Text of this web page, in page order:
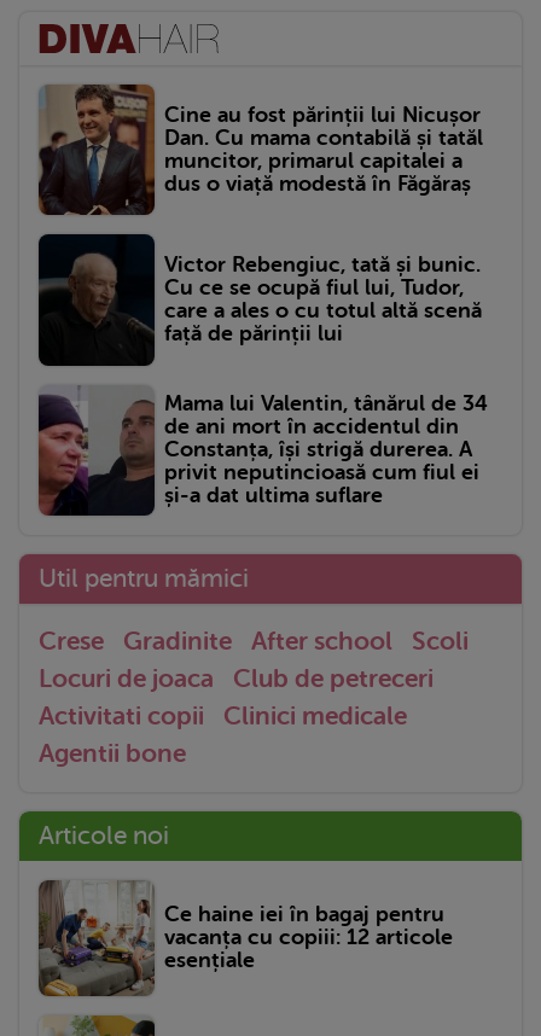
Cine au fost părinții lui Nicușor
Dan. Cu mama contabilă și tatăl
muncitor, primarul capitalei a
dus o viață modestă în Făgăraș
Victor Rebengiuc, tată și bunic.
Cu ce se ocupă fiul lui, Tudor,
care a ales o cu totul altă scenă
față de părinții lui
Mama lui Valentin, tânărul de 34
de ani mort în accidentul din
Constanța, își strigă durerea. A
privit neputincioasă cum fiul ei
și-a dat ultima suflare
Util pentru mămici
Crese Gradinite After school
Scoli
Locuri de joaca
Club de petreceri
Activitati copii
Clinici medicale
Agentii bone
Articole noi
Ce haine iei în bagaj pentru
vacanța cu copiii: 12 articole
esențiale